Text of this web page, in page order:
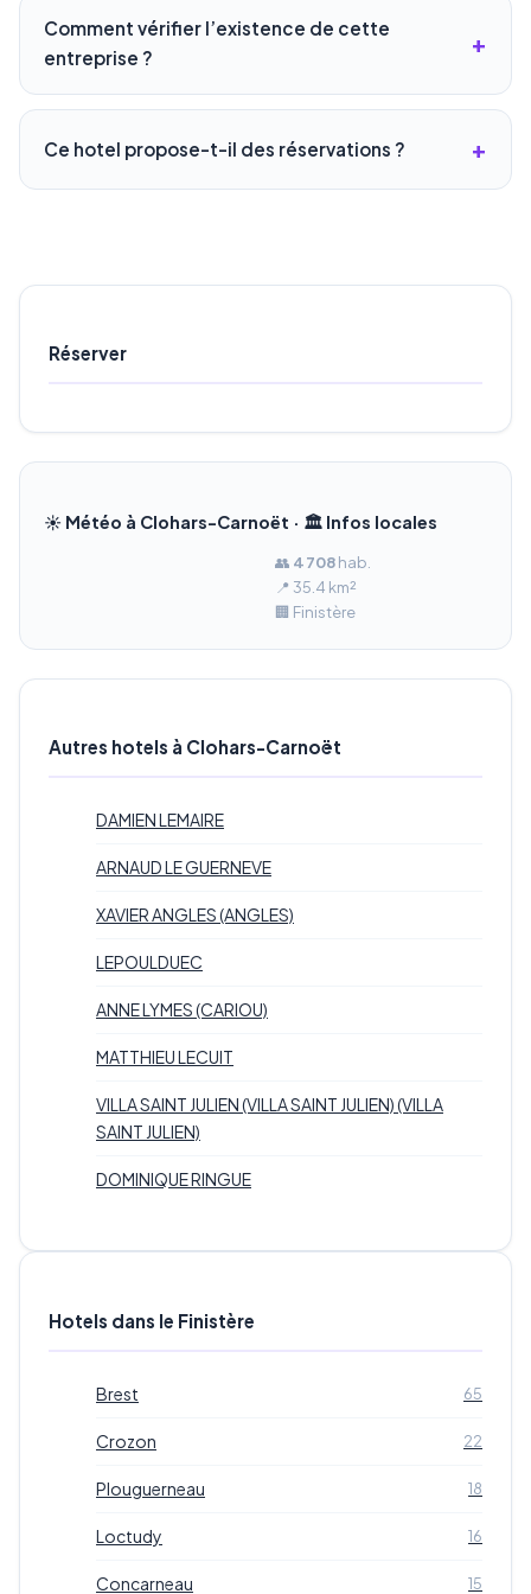
Comment vérifier l’existence de cette
entreprise ?
Ce hotel propose-t-il des réservations ?
Réserver
☀️ Météo à Clohars-Carnoët · 🏛️ Infos locales
👥 4 708hab.
📍 35.4 km²
🏢 Finistère
Autres hotels à Clohars-Carnoët
DAMIEN LEMAIRE
ARNAUD LE GUERNEVE
XAVIER ANGLES (ANGLES)
LEPOULDUEC
ANNE LYMES (CARIOU)
MATTHIEU LECUIT
VILLA SAINT JULIEN (VILLA SAINT JULIEN) (VILLA
SAINT JULIEN)
DOMINIQUE RINGUE
Hotels dans le Finistère
Brest 65
Crozon 22
Plouguerneau 18
Loctudy 16
Concarneau 15